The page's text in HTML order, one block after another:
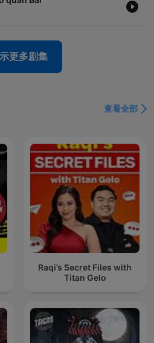
更多剧集
查看全部
Raqi’s Secret Files with
Titan Gelo